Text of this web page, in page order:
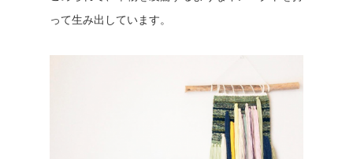
って生み出しています。